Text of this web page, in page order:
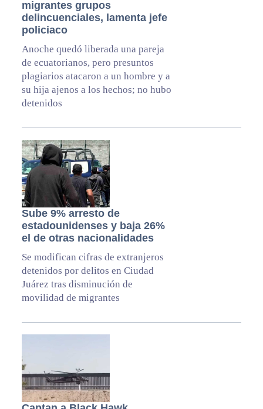
migrantes grupos
delincuenciales, lamenta jefe
policiaco
Anoche quedó liberada una pareja
de ecuatorianos, pero presuntos
plagiarios atacaron a un hombre y a
su hija ajenos a los hechos; no hubo
detenidos
Sube 9% arresto de
estadounidenses y baja 26%
el de otras nacionalidades
Se modifican cifras de extranjeros
detenidos por delitos en Ciudad
Juárez tras disminución de
movilidad de migrantes